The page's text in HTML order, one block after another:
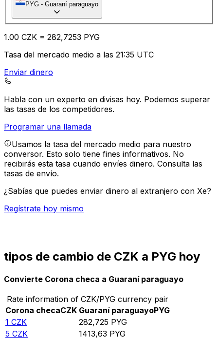
PYG - Guaraní paraguayo
1.00 CZK = 282,7253 PYG
Tasa del mercado medio a las 21:35 UTC
Enviar dinero
Habla con un experto en divisas hoy. Podemos superar
las tasas de los competidores.
Programar una llamada
Usamos la tasa del mercado medio para nuestro
conversor. Esto solo tiene fines informativos. No
recibirás esta tasa cuando envíes dinero. Consulta las
tasas de envío.
¿Sabías que puedes enviar dinero al extranjero con Xe?
Regístrate hoy mismo
tipos de cambio de CZK a PYG hoy
Convierte Corona checa a Guaraní paraguayo
Rate information of CZK/PYG currency pair
Corona checaCZK Guaraní paraguayoPYG
1 CZK 282,725 PYG
5 CZK 1413,63 PYG